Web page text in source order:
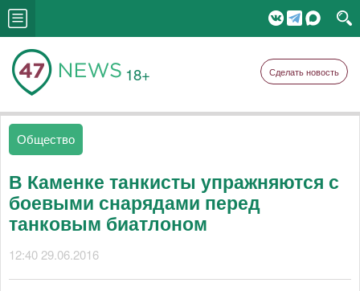
18+ Сделать новость
Общество
В Каменке танкисты упражняются с
боевыми снарядами перед
танковым биатлоном
12:40 29.06.2016